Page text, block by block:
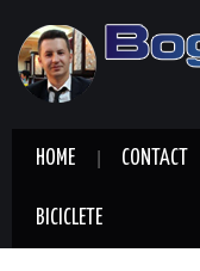
HOME CONTACT
BICICLETE